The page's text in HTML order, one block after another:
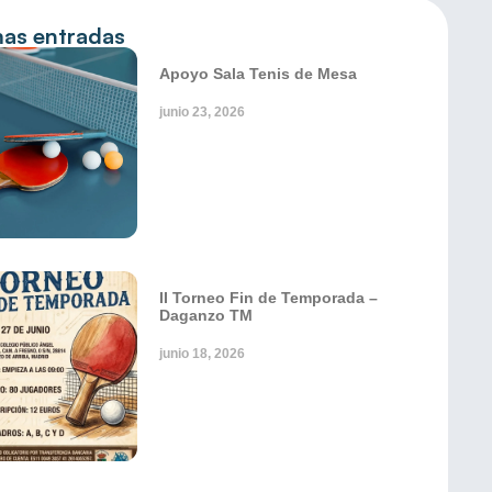
entradas
Apoyo Sala Tenis de Mesa
junio 23, 2026
II Torneo Fin de Temporada –
Daganzo TM
junio 18, 2026